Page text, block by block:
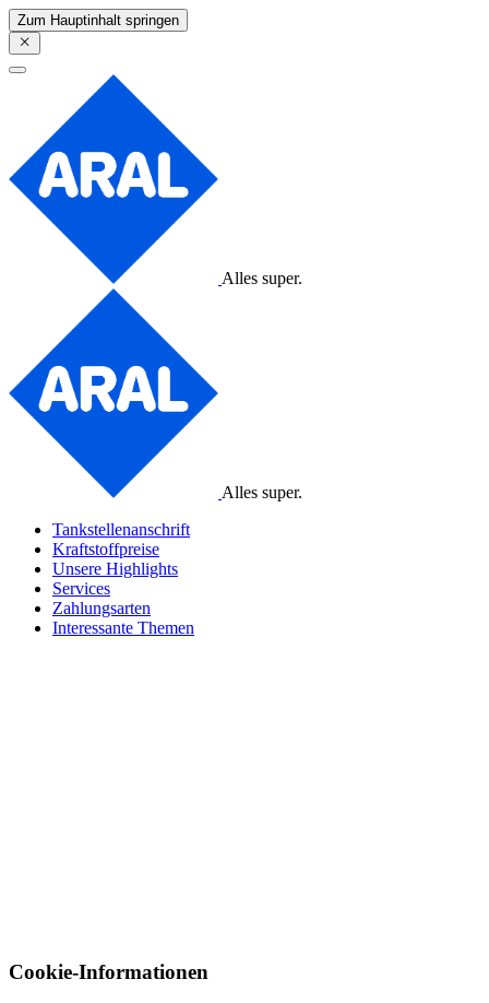
Zum Hauptinhalt springen
Alles super.
Alles super.
Tankstellenanschrift
Kraftstoffpreise
Unsere Highlights
Services
Zahlungsarten
Interessante Themen
Cookie-Informationen